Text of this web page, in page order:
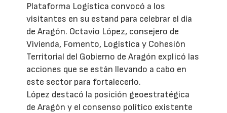
Plataforma Logística convocó a los
visitantes en su estand para celebrar el día
de Aragón. Octavio López, consejero de
Vivienda, Fomento, Logística y Cohesión
Territorial del Gobierno de Aragón explicó las
acciones que se están llevando a cabo en
este sector para fortalecerlo.
López destacó la posición geoestratégica
de Aragón y el consenso político existente